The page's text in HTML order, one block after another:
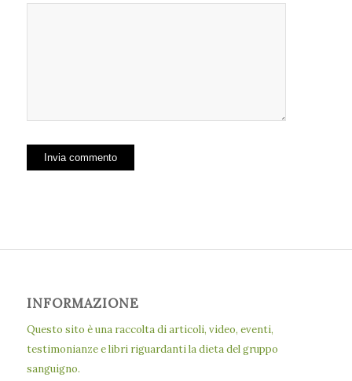
INFORMAZIONE
Questo sito è una raccolta di articoli, video, eventi,
testimonianze e libri riguardanti la dieta del gruppo
sanguigno.